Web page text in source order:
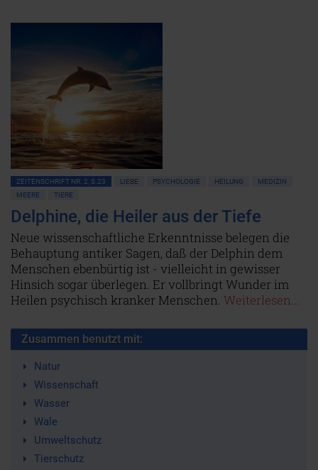
ZEITENSCHRIFT NR. 2, S.23 LIEBE PSYCHOLOGIE HEILUNG
MEDIZIN
MEERE
TIERE
Delphine, die Heiler aus der Tiefe
Neue wissenschaftliche Erkenntnisse belegen die
Behauptung antiker Sagen, daß der Delphin dem
Menschen ebenbürtig ist - vielleicht in gewisser
Hinsich sogar überlegen. Er vollbringt Wunder im
Heilen psychisch kranker Menschen. Weiterlesen...
Zusammen benutzt mit:
Natur
Wissenschaft
Wasser
Wale
Umweltschutz
Tierschutz